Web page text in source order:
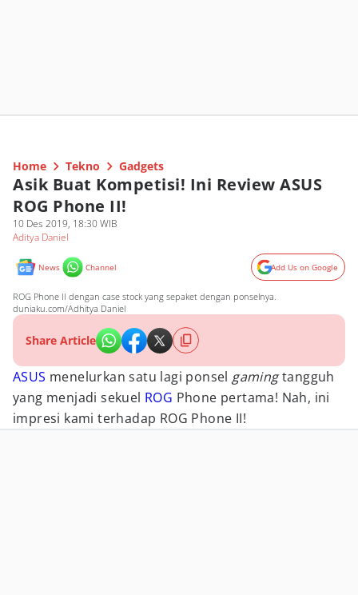
Home Tekno Gadgets
Asik Buat Kompetisi! Ini Review ASUS
ROG Phone II!
10 Des 2019, 18:30 WIB
Aditya Daniel
News Channel Add Us on Google
ROG Phone II dengan case stock yang sepaket dengan ponselnya.
duniaku.com/Adhitya Daniel
Share Article
ASUS menelurkan satu lagi ponsel gamingtangguh
yang menjadi sekuel ROG Phone pertama! Nah, ini
impresi kami terhadap ROG Phone II!